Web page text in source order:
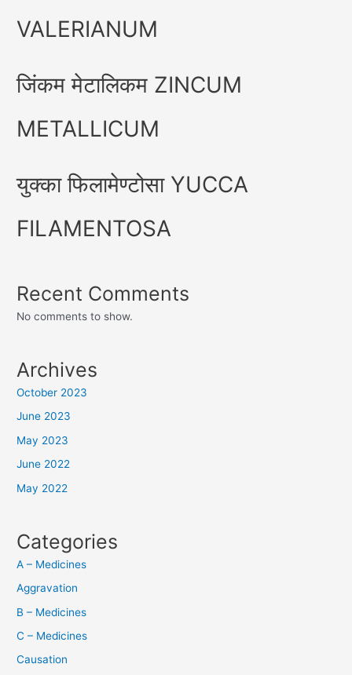
VALERIANUM
जिंकम मेटालिकम ZINCUM
METALLICUM
युक्का फिलामेण्टोसा YUCCA
FILAMENTOSA
Recent Comments
No comments to show.
Archives
October 2023
June 2023
May 2023
June 2022
May 2022
Categories
A – Medicines
Aggravation
B – Medicines
C – Medicines
Causation